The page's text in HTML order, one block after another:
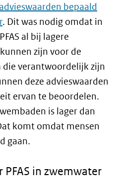
bepaald
. Dit was nodig omdat in
al bij lagere
zijn voor de
die verantwoordelijk zijn
deze advieswaarden
ervan te beoordelen.
is lager dan
komt omdat mensen
gaan.
in zwemwater